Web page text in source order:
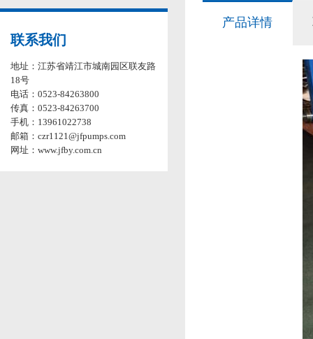
联系我们
地址：江苏省靖江市城南园区联友路
18号
电话：0523-84263800
传真：0523-84263700
手机：13961022738
邮箱：czr1121@jfpumps.com
网址：www.jfby.com.cn
产品详情